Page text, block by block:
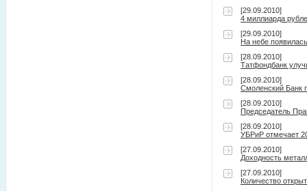
[29.09.2010]
4 миллиарда
[29.09.2010]
На небе
[28.09.2010]
Татфондбанк
[28.09.2010]
Смоленский Банк
[28.09.2010]
Председатель
[28.09.2010]
УБРиР отмечает
[27.09.2010]
Доходность
[27.09.2010]
Количество